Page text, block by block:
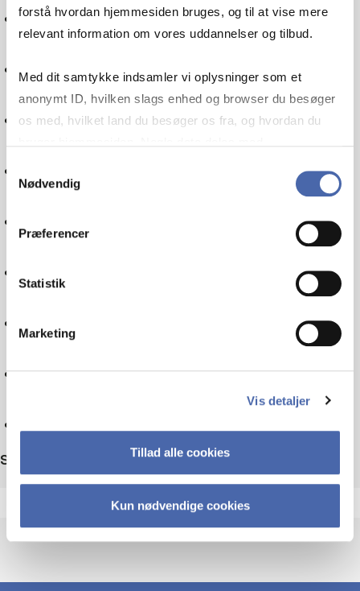
forstå hvordan hjemmesiden bruges, og til at vise mere
relevant information om vores uddannelser og tilbud.
Med dit samtykke indsamler vi oplysninger som et
anonymt ID, hvilken slags enhed og browser du besøger
os med, hvilket land du besøger os fra, og hvordan du
markedsføring. Du bestemmer selv - og kan altid trække
Samtykkevalg
Nødvendig
Præferencer
Statistik
Marketing
Vis detaljer
Tillad alle cookies
Kun nødvendige cookies
Norden
Organisation
Teknologi
Sortér efter